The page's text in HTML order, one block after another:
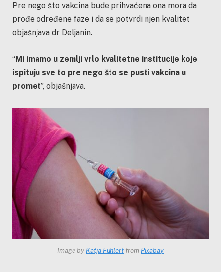
Pre nego što vakcina bude prihvaćena ona mora da
prođe određene faze i da se potvrdi njen kvalitet
objašnjava dr Deljanin.
“Mi imamo u zemlji vrlo kvalitetne institucije koje
ispituju sve to pre nego što se pusti vakcina u
promet”, objašnjava.
Image by Katja Fuhlert from Pixabay